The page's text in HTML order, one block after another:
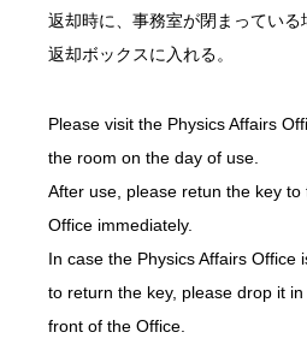
返却時に、事務室が閉まってい
返却ボックスに入れる。
Please visit the Physics Affairs
the room on the day of use.
After use, please retun the key to
Office immediately.
In case the Physics Affairs Office
to return the key, please drop it
front of the Office.